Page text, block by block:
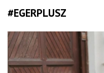
#EGERPLUSZ